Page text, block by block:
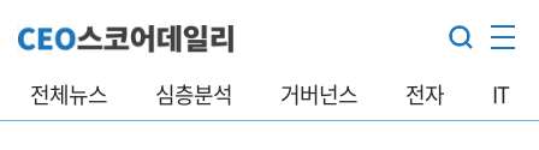
전체뉴스 심층분석 거버넌스 전자 IT